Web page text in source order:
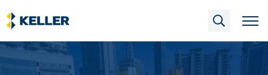
Skip
to
main
content